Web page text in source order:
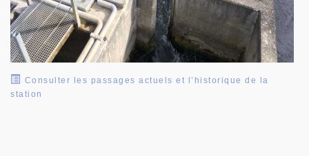
Consulter les passages actuels et l’historique de la
station